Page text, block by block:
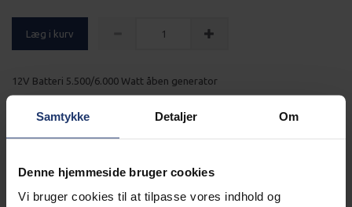
Samtykke Detaljer Om
Denne hjemmeside bruger cookies
Vi bruger cookies til at tilpasse vores indhold og
Læg i kurv
12V Batteri 5.500/6.000 Watt åben generator
Alle Generatorer leveres gratis
Læs mere